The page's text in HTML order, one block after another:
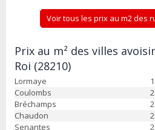
Voir tous les prix au m2 des
Prix au m² des villes
Roi (28210)
Lormaye
Coulombs
Bréchamps
Chaudon
Senantes